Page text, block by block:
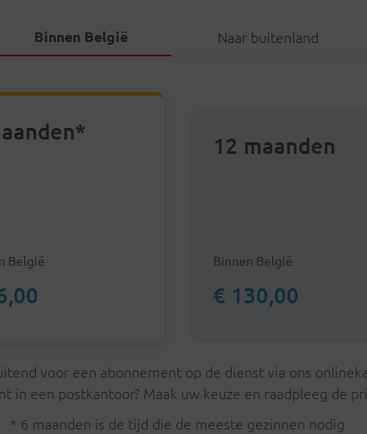
Binnen België Naar buitenland
België
12 maanden
Binnen België
€ 130,00
voor een abonnement op de dienst via ons
in een postkantoor? Maak uw keuze en raadpleeg de
* 6 maanden is de tijd die de meeste gezinnen nodig